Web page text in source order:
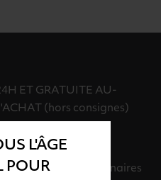
L'ÂGE
POUR
ET GRATUITE AU-
(hors consignes)
avec nos partenaires